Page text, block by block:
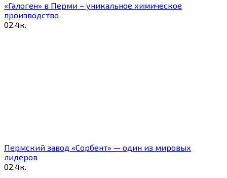
«Галоген» в Перми – уникальное химическое
производство
02.4к.
Пермский завод «Сорбент» — один из мировых
лидеров
02.4к.